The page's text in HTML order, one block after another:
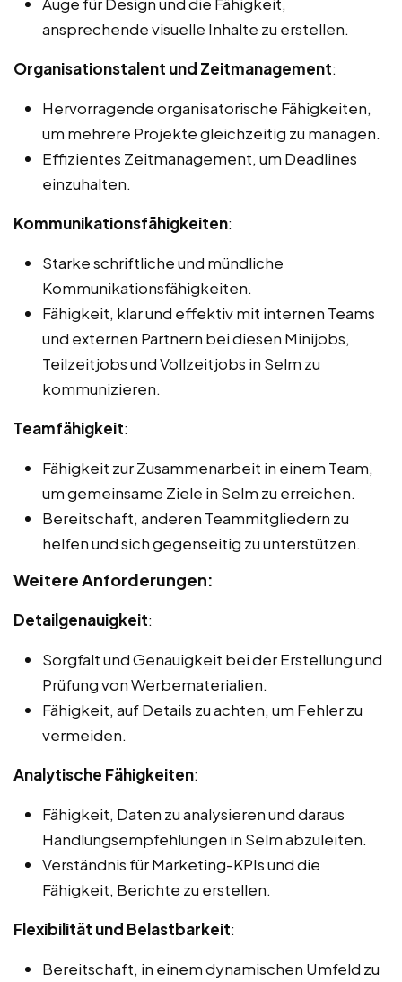
ansprechende visuelle Inhalte zu erstellen.
Organisationstalent und Zeitmanagement:
Hervorragende organisatorische Fähigkeiten,
um mehrere Projekte gleichzeitig zu managen.
Effizientes Zeitmanagement, um Deadlines
einzuhalten.
Kommunikationsfähigkeiten:
Starke schriftliche und mündliche
Kommunikationsfähigkeiten.
Fähigkeit, klar und effektiv mit internen Teams
und externen Partnern bei diesen Minijobs,
Teilzeitjobs und Vollzeitjobs in Selm zu
kommunizieren.
Teamfähigkeit:
Fähigkeit zur Zusammenarbeit in einem Team,
um gemeinsame Ziele in Selm zu erreichen.
Bereitschaft, anderen Teammitgliedern zu
helfen und sich gegenseitig zu unterstützen.
Weitere Anforderungen:
Detailgenauigkeit:
Sorgfalt und Genauigkeit bei der Erstellung und
Prüfung von Werbematerialien.
Fähigkeit, auf Details zu achten, um Fehler zu
vermeiden.
Analytische Fähigkeiten:
Fähigkeit, Daten zu analysieren und daraus
Handlungsempfehlungen in Selm abzuleiten.
Verständnis für Marketing-KPIs und die
Fähigkeit, Berichte zu erstellen.
Flexibilität und Belastbarkeit:
Bereitschaft, in einem dynamischen Umfeld zu